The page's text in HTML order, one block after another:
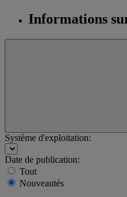
Informations
Système d'exploitation:
Date de publication:
Tout
Nouveautés